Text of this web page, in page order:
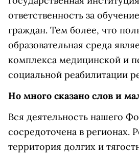
ответственность за
граждан. Тем более, что
образовательная среда
комплекса медицинской и
социальной реабилитации
Но много сказано слов и
Вся деятельность нашего
сосредоточена в регионах.
территория долгих и